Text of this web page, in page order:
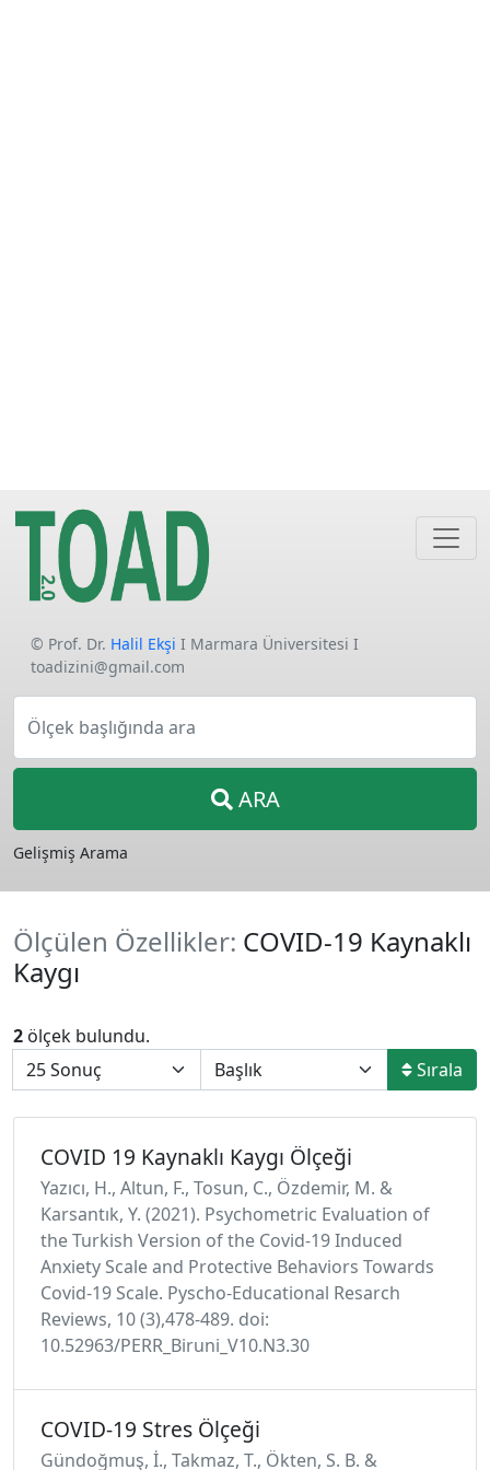
© Prof. Dr. Halil Ekşi I Marmara Üniversitesi I
toadizini@gmail.com
Ölçek başlığında ara
ARA
Gelişmiş Arama
Ölçülen Özellikler: COVID-19 Kaynaklı
Kaygı
2 ölçek bulundu.
Sırala
COVID 19 Kaynaklı Kaygı Ölçeği
Yazıcı, H., Altun, F., Tosun, C., Özdemir, M. &
Karsantık, Y. (2021). Psychometric Evaluation of
the Turkish Version of the Covid-19 Induced
Anxiety Scale and Protective Behaviors Towards
Covid-19 Scale. Pyscho-Educational Resarch
Reviews, 10 (3),478-489. doi:
10.52963/PERR_Biruni_V10.N3.30
COVID-19 Stres Ölçeği
Gündoğmuş, İ., Takmaz, T., Ökten, S. B. &